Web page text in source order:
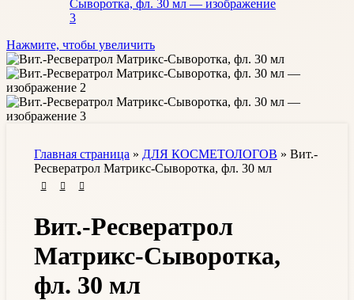
Нажмите, чтобы увеличить
Главная страница » ДЛЯ КОСМЕТОЛОГОВ » Вит.-
Ресвератрол Матрикс-Сыворотка, фл. 30 мл
Вит.-Ресвератрол
Матрикс-Сыворотка,
фл. 30 мл